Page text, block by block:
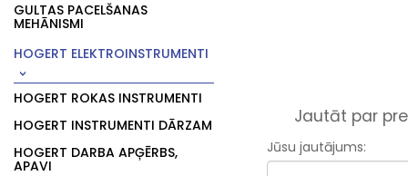
GULTAS PACELŠANAS
MEHĀNISMI
HOGERT ELEKTROINSTRUMENTI
HOGERT ROKAS INSTRUMENTI
HOGERT INSTRUMENTI DĀRZAM
HOGERT DARBA APĢĒRBS,
APAVI
Jautāt par
Jūsu jautājums: